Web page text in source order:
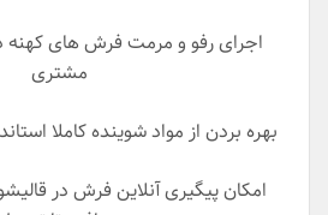
اجرای رفو و مرمت فرش های
مشتری
بهره بردن از مواد شوینده کاملا
امکان پیگیری آنلاین فرش در